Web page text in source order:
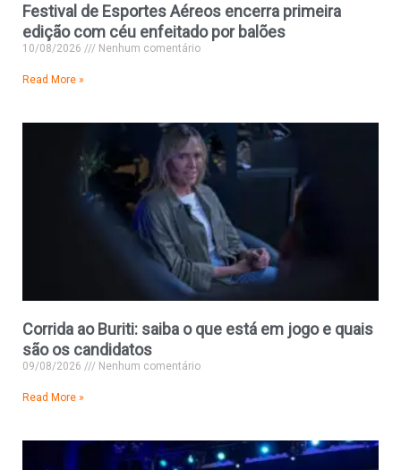
Festival de Esportes Aéreos encerra primeira
edição com céu enfeitado por balões
10/08/2026 Nenhum comentário
Read More »
Corrida ao Buriti: saiba o que está em jogo e quais
são os candidatos
09/08/2026 Nenhum comentário
Read More »